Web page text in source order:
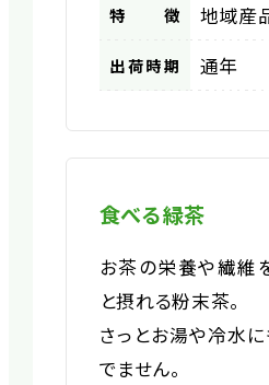
特徴 地域産
出荷時期 通年
食べる緑茶
お茶の栄養や繊維
と摂れる粉末茶。
さっとお湯や冷水
でません。